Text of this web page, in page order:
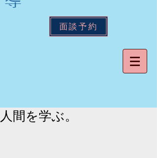
面談予約
人間を学ぶ。